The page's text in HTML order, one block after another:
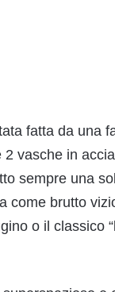
fatta da una
2 vasche in
sempre una
come brutto
o il classico